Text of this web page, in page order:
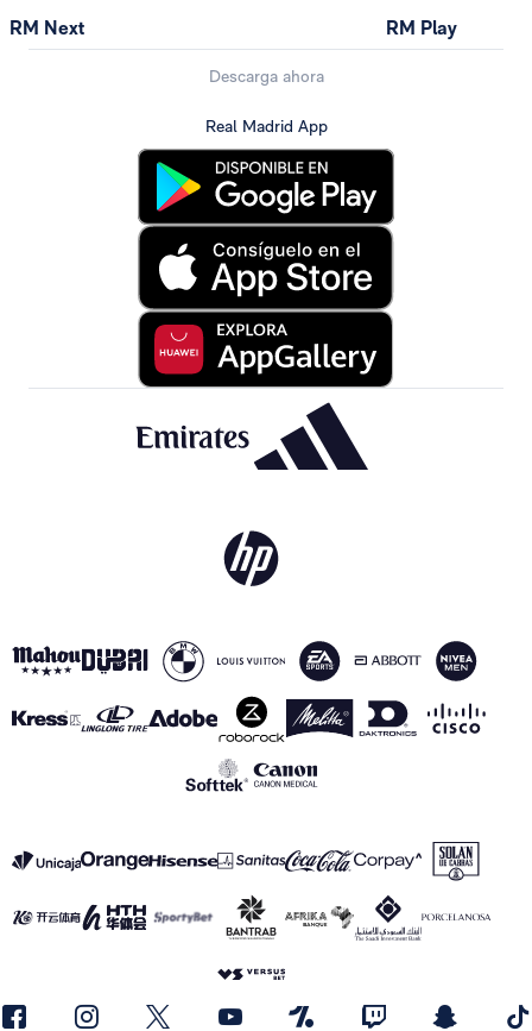
RM Next RM Play
Descarga ahora
Real Madrid App